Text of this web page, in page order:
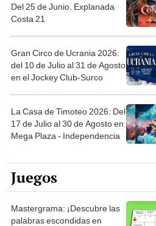
Del 25 de Junio. Explanada
Costa 21
Gran Circo de Ucrania 2026:
del 10 de Julio al 31 de Agosto
en el Jockey Club-Surco
La Casa de Timoteo 2026: Del
17 de Julio al 30 de Agosto en
Mega Plaza - Independencia
Juegos
Mastergrama: ¡Descubre las
palabras escondidas en